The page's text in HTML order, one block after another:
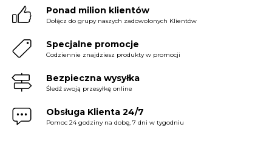
Ponad milion klientów
Dołącz do grupy naszych zadowolonych Klientów
Specjalne promocje
Codziennie znajdziesz produkty w promocji
Bezpieczna wysyłka
Śledź swoją przesyłkę online
Obsługa Klienta 24/7
Pomoc 24 godziny na dobę, 7 dni w tygodniu